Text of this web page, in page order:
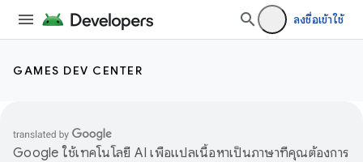
ลงชื่อเข้าใช้
GAMES DEV CENTER
Google ใช้เทคโนโลยี AI เพื่อแปลเนื้อหาเป็นภาษาที่คุณต้องการ